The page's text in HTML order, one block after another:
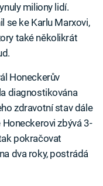
miliony lidí.
se ke Karlu Marxovi,
také několikrát
Honeckerův
diagnostikována
zdravotní stav dále
zbývá 3-
pokračovat
dva roky, postrádá